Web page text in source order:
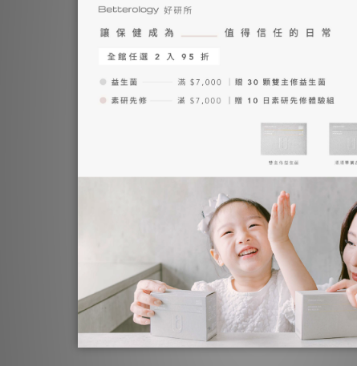
理念 02｜
我們相信，焦
市面上許多
「吃了就會改